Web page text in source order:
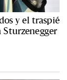
y el traspié